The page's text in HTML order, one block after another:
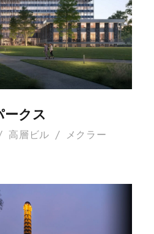
クス
高層ビル / メクラー